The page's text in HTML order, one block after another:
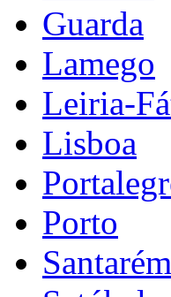
Guarda
Lamego
Leiria-
Lisboa
Porto
Santarém